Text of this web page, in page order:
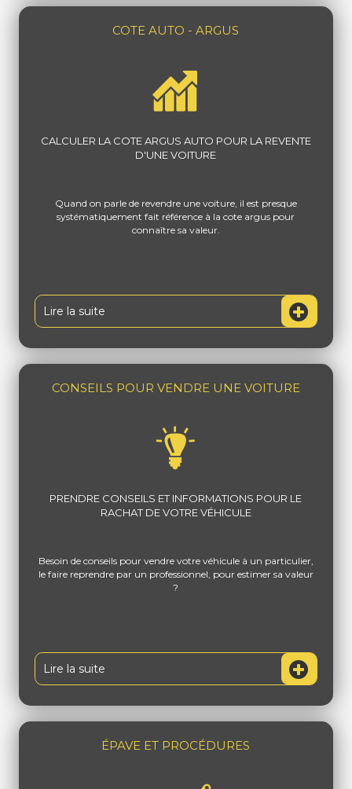
COTE AUTO - ARGUS
CALCULER LA COTE ARGUS AUTO POUR LA REVENTE
D'UNE VOITURE
Quand on parle de revendre une voiture, il est presque
systématiquement fait référence à la cote argus pour
connaître sa valeur.
Lire la suite
CONSEILS POUR VENDRE UNE VOITURE
PRENDRE CONSEILS ET INFORMATIONS POUR LE
RACHAT DE VOTRE VÉHICULE
Besoin de conseils pour vendre votre véhicule à un particulier,
le faire reprendre par un professionnel, pour estimer sa valeur
?
Lire la suite
ÉPAVE ET PROCÉDURES